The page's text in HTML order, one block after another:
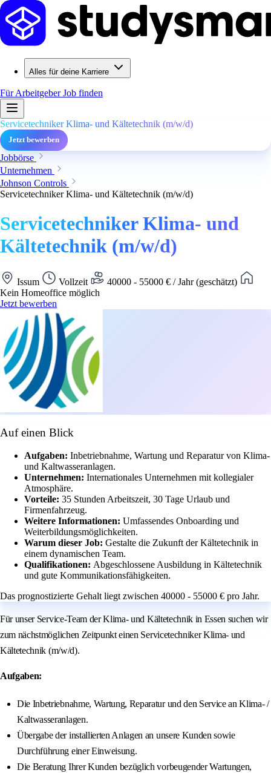
Alles für deine Karriere
Für ArbeitgeberJob finden
Servicetechniker Klima- und Kältetechnik (m/w/d)
Jetzt bewerben
Jobbörse
Unternehmen
Johnson Controls
Servicetechniker Klima- und Kältetechnik (m/w/d)
Servicetechniker Klima- und
Kältetechnik (m/w/d)
Issum Vollzeit
40000 - 55000 € / Jahr (geschätzt)
Kein Homeoffice möglich
Jetzt bewerben
Auf einen Blick
Aufgaben: Inbetriebnahme, Wartung und Reparatur von Klima-
und Kaltwasseranlagen.
Unternehmen: Internationales Unternehmen mit kollegialer
Atmosphäre.
Vorteile: 35 Stunden Arbeitszeit, 30 Tage Urlaub und
Firmenfahrzeug.
Weitere Informationen: Umfassendes Onboarding und
Weiterbildungsmöglichkeiten.
Warum dieser Job: Gestalte die Zukunft der Kältetechnik in
einem dynamischen Team.
Qualifikationen: Abgeschlossene Ausbildung in Kältetechnik
und gute Kommunikationsfähigkeiten.
Das prognostizierte Gehalt liegt zwischen 40000 - 55000 € pro Jahr.
Für unser Service-Team der Klima- und Kältetechnik in Essen suchen wir
zum nächstmöglichen Zeitpunkt einen Servicetechniker Klima- und
Kältetechnik (m/w/d).
Aufgaben:
Die Inbetriebnahme, Wartung, Reparatur und den Service an Klima- /
Kaltwasseranlagen.
Übergabe der installierten Anlagen an unsere Kunden sowie
Durchführung einer Einweisung.
Die Beratung Ihrer Kunden bezüglich vorbeugender Wartungen,